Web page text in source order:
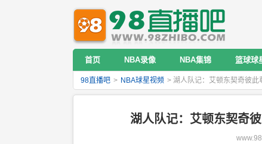
首页 NBA录像 NBA集锦 篮球球
98直播吧 > NBA球星视频 > 湖人队记：艾顿东契奇彼此
湖人队记：艾顿东契奇